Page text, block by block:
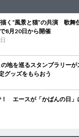
く“風景と猫”の共演 歌舞
8月20日から開催
地を巡るスタンプラリー
グッズをもらおう
エースが「かばんの日」